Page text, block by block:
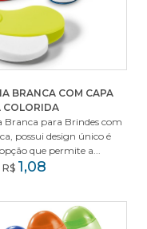
BRANCA COM CAPA
COLORIDA
Branca para Brindes com
possui design único é
que permite a...
1,08